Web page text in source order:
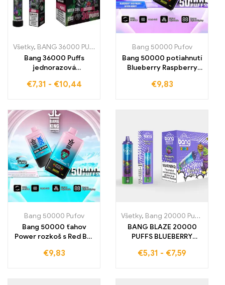
Všetky, BANG 36000 PUFOV Jednorazové e-cigaretky,
Bang 36000 Puffs
jednorazová
Dokonalá zmes
pre ovocne
intenzívnych 36000
ťahov
€7,31 - €10,44
Bang 50000 Pufov
Bang 50000 potiahnutí
Blueberry Raspberry
chuť s dlhotrvajúcim
€9,83
Bang 50000 Pufov
Bang 50000 ťahov
Power rozkoš s Red Bull
príchuťou
€9,83
Všetky, Bang 20000 Pufov
BANG BLAZE 20000
PUFFS BLUEBERRY
cigareta, ktorá vám
€5,31 - €7,59